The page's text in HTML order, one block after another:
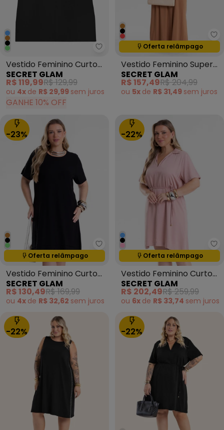
Secret Glam - Vestido
Vestido Feminino Curto
Canelado Plus Size Preto
SECRET GLAM
R$ 119,99R$ 129,99
ou 4x de R$ 29,99 sem juros
GANHE 10% OFF
Oferta relâmpago
Termina em:15:05:14
Vestido Feminino Super
Midi Molecotton Marrom
SECRET GLAM
R$ 157,49R$ 204,99
ou 5x de R$ 31,49 sem juros
-23%
Secret Glam - Vestido
Oferta relâmpago
Termina em:15:05:14
Vestido Feminino Curto
Viscose Preto
SECRET GLAM
R$ 130,49R$ 169,99
ou 4x de R$ 32,62 sem juros
-22%
Oferta relâmpago
Termina em:15:05:14
Vestido Feminino Curto
Viscose Sarjada Rosa
SECRET GLAM
R$ 202,49R$ 259,99
ou 6x de R$ 33,74 sem juros
-22% -22%